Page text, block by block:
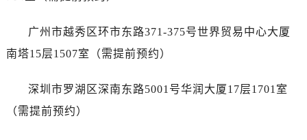
广州市越秀区环市东路371-375号世界贸易中心大厦
南塔15层1507室（需提前预约）
深圳市罗湖区深南东路5001号华润大厦17层1701室
（需提前预约）